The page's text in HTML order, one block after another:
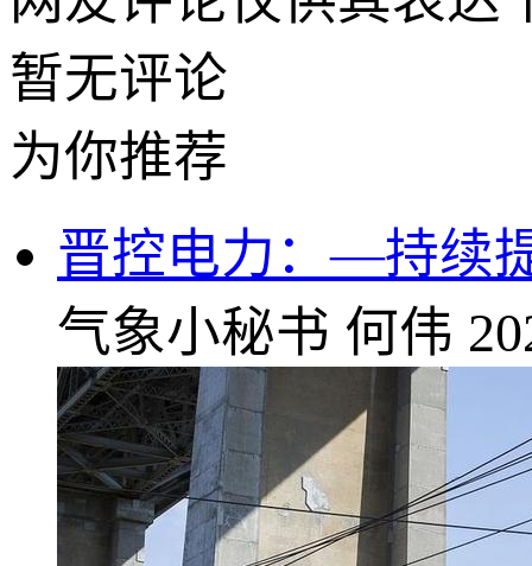
暂无评论
为你推荐
晋控电力：—持续
气象小秘书 何伟